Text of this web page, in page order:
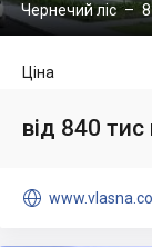
Чернечий ліс– 8
Ціна
від 840 тис
